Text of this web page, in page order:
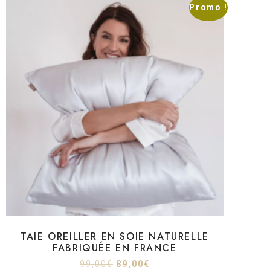
Promo !
TAIE OREILLER EN SOIE NATURELLE
FABRIQUÉE EN FRANCE
99,00€ 89,00€